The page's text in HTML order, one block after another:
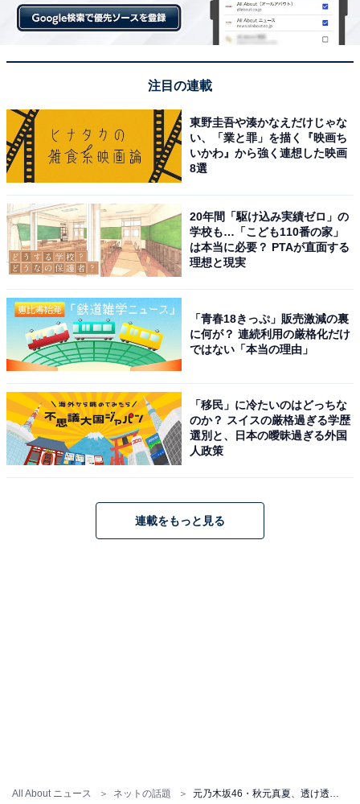
All About ニュース ネットの話題
注目の連載
東野圭吾や湊かなえだけじゃな
い、「業と罪」を描く『映画ち
いかわ』から強く連想した映画
8選
20年間「駆け込み実績ゼロ」の
学校も…「こども110番の家」
は本当に必要？ PTAが直面する
理想と現実
「青春18きっぷ」販売激減の裏
に何が？ 連続利用の厳格化だけ
ではない「本当の理由」
「移民」に冷たいのはどっちな
のか？ スイスの厳格過ぎる学歴
選別と、日本の曖昧過ぎる外国
人政策
連載をもっと見る